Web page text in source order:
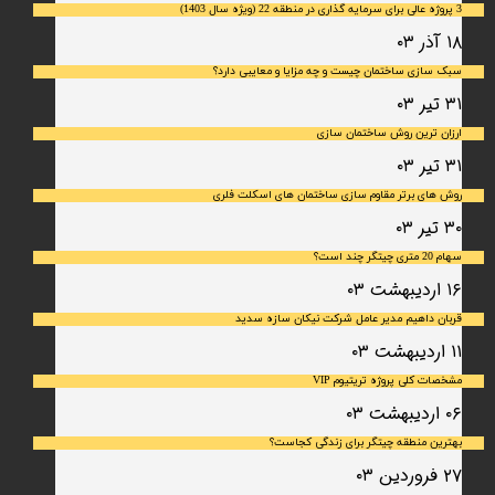
3 پروژه عالی برای سرمایه گذاری در منطقه 22 (ویژه سال 1403)
۱۸ آذر ۰۳
سبک سازی ساختمان چیست و چه مزایا و معایبی دارد؟
۳۱ تیر ۰۳
ارزان ترین روش ساختمان سازی
۳۱ تیر ۰۳
روش های برتر مقاوم سازی ساختمان های اسکلت فلری
۳۰ تیر ۰۳
سهام 20 متری چیتگر چند است؟
۱۶ اردیبهشت ۰۳
قربان داهیم مدیر عامل شرکت نیکان سازه سدید
۱۱ اردیبهشت ۰۳
مشخصات کلی پروژه تریتیوم VIP
۰۶ اردیبهشت ۰۳
بهترین منطقه چیتگر برای زندگی کجاست؟
۲۷ فروردین ۰۳